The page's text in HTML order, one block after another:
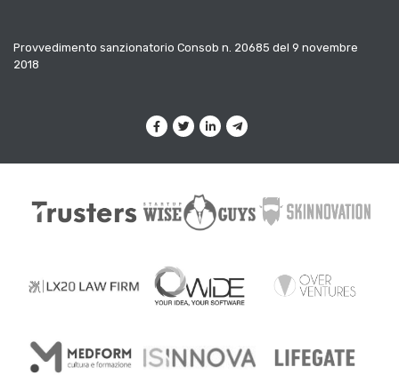
Provvedimento sanzionatorio Consob n. 20685 del 9 novembre
2018